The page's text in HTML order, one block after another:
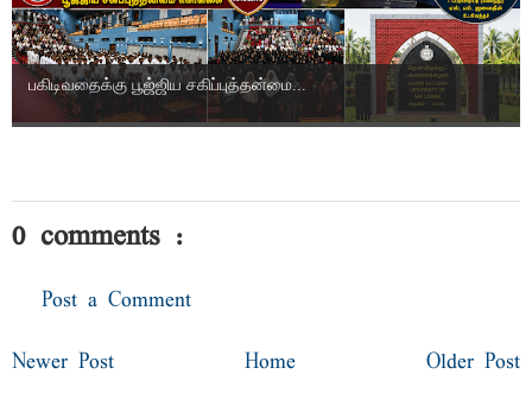
பகிடிவதைக்கு பூஜ்ஜிய சகிப்புத்தன்மை...
0 comments :
Post a Comment
Newer Post Older Post
Home